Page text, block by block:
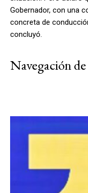
Gobernador, con una
concreta de
concluyó.
Navegación